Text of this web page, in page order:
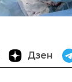
Дзен